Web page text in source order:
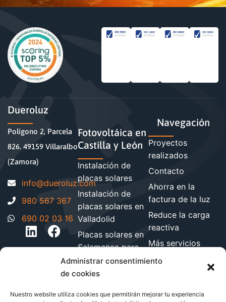
Administrar consentimiento
de cookies
Nuestro website utiliza cookies que permitirán mejorar tu experiencia
Dueroluz
Polígono 2, Parcela
826. 49159 Villaralbo
(Zamora)
moc.zuloreud@ofni
980 567 367
690 02 03 16
Fotovoltáica en
Castilla y León
Instalación de
placas solares
Instalación de
placas solares en
Valladolid
Placas solares en
Salamanca para
hogares y
empresa
Navegación
Proyectos
realizados
Contacto
Ahorra en la
factura de la luz
Reduce la carga
reactiva
Más servicios
energéticos
Blog de energía y